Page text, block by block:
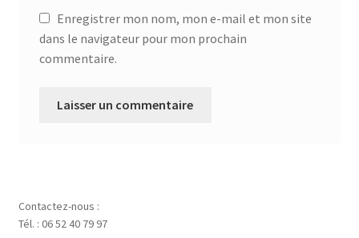
Enregistrer mon nom, mon e-mail et mon site
dans le navigateur pour mon prochain
commentaire.
Contactez-nous :
Tél. : 06 52 40 79 97